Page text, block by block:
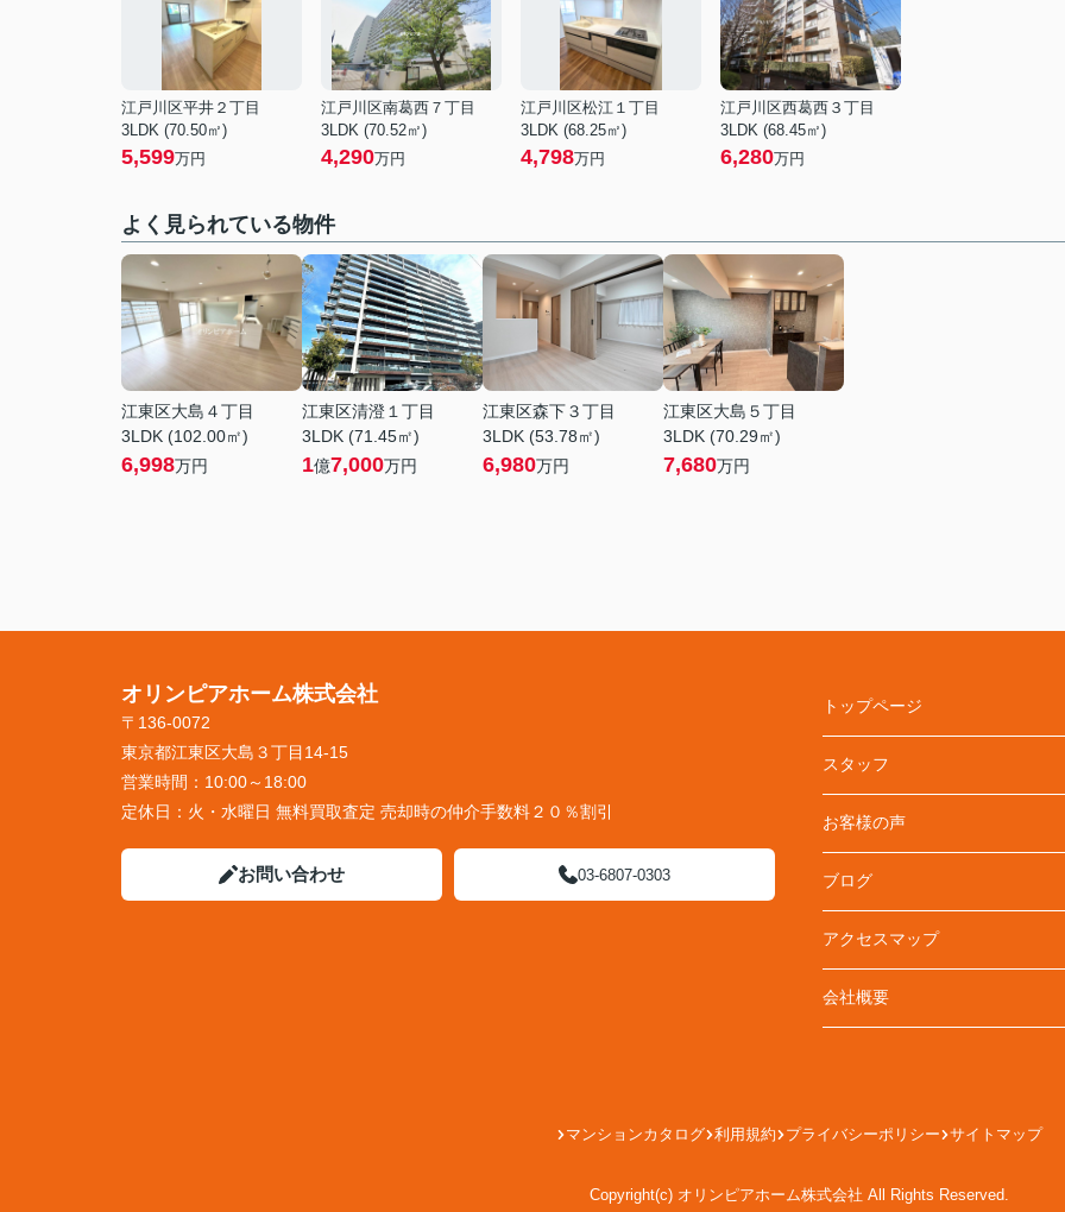
江戸川区平井２丁目
3LDK (70.50㎡)
5,599万円
江戸川区南葛西７丁目
3LDK (70.52㎡)
4,290万円
江戸川区松江１丁目
3LDK (68.25㎡)
4,798万円
江戸川区西葛西３丁目
3LDK (68.45㎡)
6,280万円
よく見られている物件
江東区大島４丁目
3LDK (102.00㎡)
6,998万円
江東区清澄１丁目
3LDK (71.45㎡)
1億7,000万円
江東区森下３丁目
3LDK (53.78㎡)
6,980万円
江東区大島５丁目
3LDK (70.29㎡)
7,680万円
オリンピアホーム株式会社
〒136-0072
東京都江東区大島３丁目14-15
営業時間： 10:00～18:00
定休日： 火・水曜日 無料買取査定 売却時の仲介手数料２０％割引
お問い合わせ 03-6807-0303
トップページ
スタッフ
お客様の声
ブログ
アクセスマップ
会社概要
マンションカタログ 利用規約 プライバシーポリシー サイトマップ
Copyright(c) オリンピアホーム株式会社 All Rights Reserved.